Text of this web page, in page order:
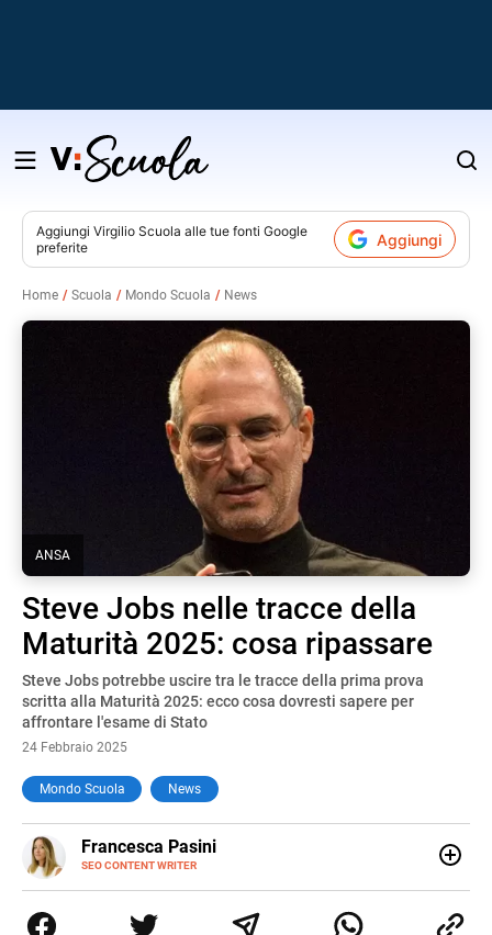
Salta
contenuto
Aggiungi Virgilio Scuola alle tue fonti Google
preferite
Aggiungi
Home Scuola Mondo Scuola News
ANSA
Steve Jobs nelle tracce della
Maturità 2025: cosa ripassare
Steve Jobs potrebbe uscire tra le tracce della prima prova
scritta alla Maturità 2025: ecco cosa dovresti sapere per
affrontare l'esame di Stato
24 Febbraio 2025
Mondo Scuola News
Francesca Pasini
SEO CONTENT WRITER
E-
MAIL
le diverse sfumature dell'informazione e quelle storie di